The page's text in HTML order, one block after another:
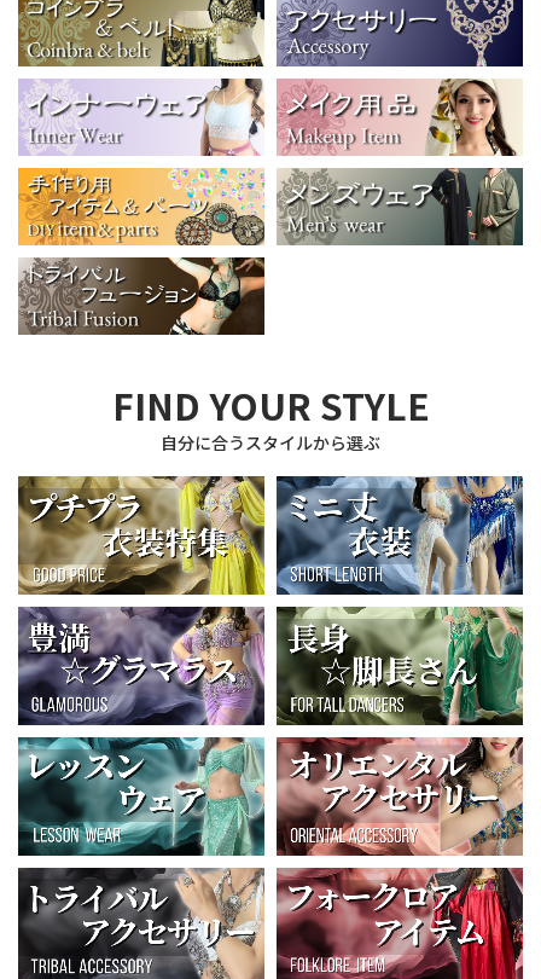
FIND YOUR STYLE
自分に合うスタイルから選ぶ